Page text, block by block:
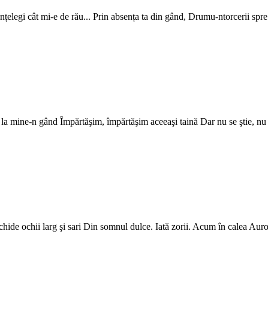
cât mi-e de rău... Prin absența ta din gând, Drumu-ntorcerii
n gând Împărtăşim, împărtăşim aceeaşi taină Dar nu se ştie, nu
ochii larg şi sari Din somnul dulce. Iată zorii. Acum în calea